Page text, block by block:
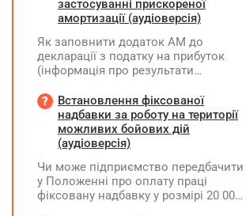
застосуванні прискореної
амортизації (аудіоверсія)
Як заповнити додаток АМ до
декларації з податку на прибуток
(інформація про результати
Чи потрібно для цього брати дані
станом на 01.01.2026 р.? Якщо до
окремих верстатів групи 4
застосовується прискорена
вартість усіх таких верстатів на
початок і кінець звітного періоду?
При цьому щодо частини верстатів
Встановлення фіксованої
надбавки за роботу на території
можливих бойових дій
(аудіоверсія)
Чи може підприємство передбачити
у Положенні про оплату праці
фіксовану надбавку у розмірі 20 000